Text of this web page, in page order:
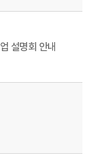
설명회 안내